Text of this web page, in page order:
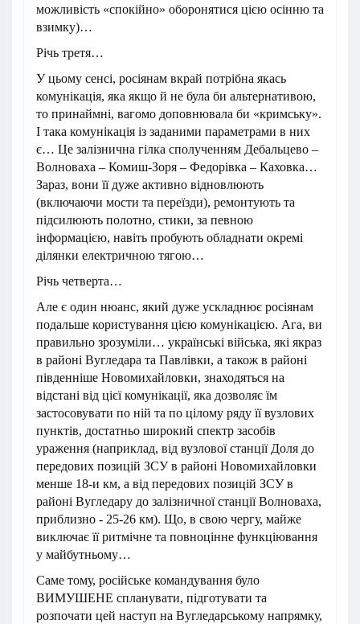
можливість «спокійно» оборонятися цією осінню та
взимку)…
Річь третя…
У цьому сенсі, росіянам вкрай потрібна якась
комунікація, яка якщо й не була би альтернативою,
то принаймні, вагомо доповнювала би «кримську».
І така комунікація із заданими параметрами в них
є… Це залізнична гілка сполученням Дебальцево –
Волноваха – Комиш-Зоря – Федорівка – Каховка…
Зараз, вони її дуже активно відновлюють
(включаючи мости та переїзди), ремонтують та
підсилюють полотно, стики, за певною
інформацією, навіть пробують обладнати окремі
ділянки електричною тягою…
Річь четверта…
Але є один нюанс, який дуже ускладнює росіянам
подальше користування цією комунікацією. Ага, ви
правильно зрозуміли… українські війська, які якраз
в районі Вугледара та Павлівки, а також в районі
південніше Новомихайловки, знаходяться на
відстані від цієї комунікації, яка дозволяє їм
застосовувати по ній та по цілому ряду її вузлових
пунктів, достатньо широкий спектр засобів
ураження (наприклад, від вузлової станції Доля до
передових позицій ЗСУ в районі Новомихайловки
менше 18-и км, а від передових позицій ЗСУ в
районі Вугледару до залізничної станції Волноваха,
приблизно - 25-26 км). Що, в свою чергу, майже
виключає її ритмічне та повноцінне функціювання
у майбутньому…
Саме тому, російське командування було
ВИМУШЕНЕ спланувати, підготувати та
розпочати цей наступ на Вугледарському напрямку,